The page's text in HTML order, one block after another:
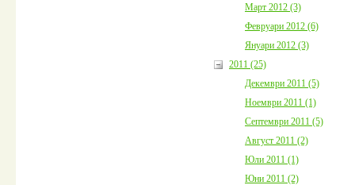
Март 2012 (3)
Февруари 2012 (6)
Януари 2012 (3)
2011 (25)
Декември 2011 (5)
Ноември 2011 (1)
Септември 2011 (5)
Август 2011 (2)
Юли 2011 (1)
Юни 2011 (2)